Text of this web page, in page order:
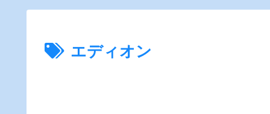
エディオン